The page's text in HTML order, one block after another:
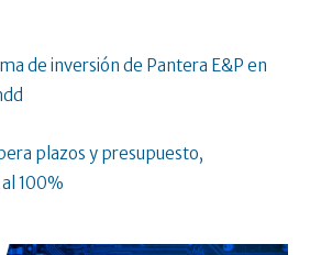
de inversión de Pantera E&P en
plazos y presupuesto,
100%